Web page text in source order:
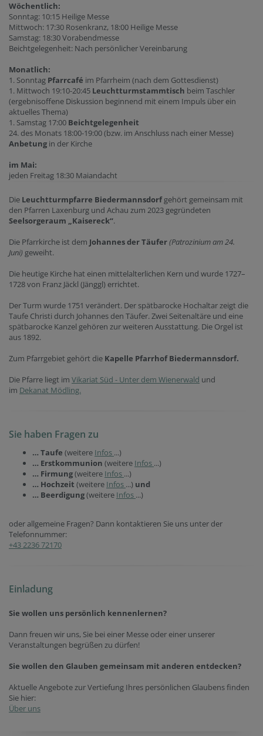
Wöchentlich:
Sonntag: 10:15 Heilige Messe
Mittwoch: 17:30 Rosenkranz, 18:00 Heilige Messe
Samstag: 18:30 Vorabendmesse
Beichtgelegenheit: Nach persönlicher Vereinbarung
Monatlich:
1. Sonntag Pfarrcafé im Pfarrheim (nach dem Gottesdienst)
1. Mittwoch 19:10-20:45 Leuchtturmstammtisch beim Taschler
(ergebnisoffene Diskussion beginnend mit einem Impuls über ein
aktuelles Thema)
1. Samstag 17:00 Beichtgelegenheit
24. des Monats 18:00-19:00 (bzw. im Anschluss nach einer Messe)
Anbetung in der Kirche
im Mai:
jeden Freitag 18:30 Maiandacht
Die Leuchtturmpfarre Biedermannsdorfgehört gemeinsam mit
den Pfarren Laxenburg und Achau zum 2023 gegründeten
Seelsorgeraum „Kaisereck“.
Die Pfarrkirche ist dem Johannes der Täufer(Patrozinium am 24.
Juni) geweiht.
Die heutige Kirche hat einen mittelalterlichen Kern und wurde 1727–
1728 von Franz Jäckl (Jänggl) errichtet.
Der Turm wurde 1751 verändert. Der spätbarocke Hochaltar zeigt die
Taufe Christi durch Johannes den Täufer. Zwei Seitenaltäre und eine
spätbarocke Kanzel gehören zur weiteren Ausstattung. Die Orgel ist
aus 1892.
Zum Pfarrgebiet gehört die Kapelle Pfarrhof Biedermannsdorf.
Die Pfarre liegt im Vikariat Süd - Unter dem Wienerwald und
im Dekanat Mödling.
Sie haben Fragen zu
… Taufe (weitere Infos ...)
… Erstkommunion (weitere Infos ...)
… Firmung(weitere Infos ...)
… Hochzeit (weitere Infos ...) und
… Beerdigung(weitere Infos ...)
oder allgemeine Fragen? Dann kontaktieren Sie uns unter der
Telefonnummer:
+432236 72170
Einladung
Sie wollen uns persönlich kennenlernen?
Dann freuen wir uns, Sie bei einer Messe oder einer unserer
Veranstaltungen begrüßen zu dürfen!
Sie wollen den Glauben gemeinsam mit anderen entdecken?
Aktuelle Angebote zur Vertiefung Ihres persönlichen Glaubens finden
Sie hier:
Über uns